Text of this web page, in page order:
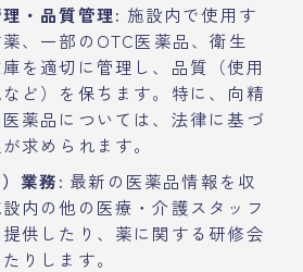
・品質管理: 施設内で使用す
、一部のOTC医薬品、衛生
を適切に管理し、品質（使用
ど）を保ちます。特に、向精
薬品については、法律に基づ
求められます。
業務: 最新の医薬品情報を収
内の他の医療・介護スタッフ
供したり、薬に関する研修会
りします。